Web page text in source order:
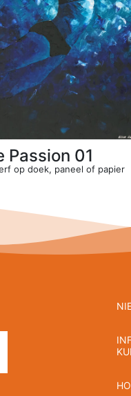
Passion 01
op doek, paneel of papier